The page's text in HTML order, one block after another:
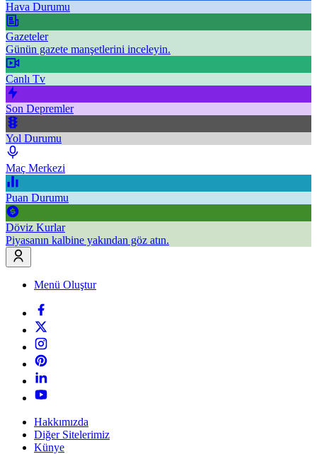
Hava Durumu
Gazeteler
Günün gazete manşetlerini inceleyin.
Canlı Tv
Son Depremler
Yol Durumu
Maç Merkezi
Puan Durumu
Döviz Kurlar
Piyasanın kalbine yakından göz atın.
Menü Oluştur
Hakkımızda
Diğer Sitelerimiz
Künye